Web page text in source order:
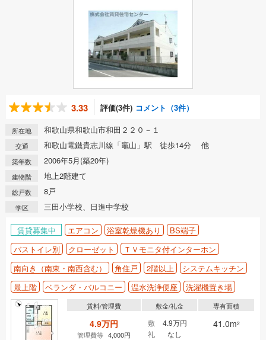
3.33 評価(3件) コメント（3件）
所在地 和歌山県和歌山市和田２２０－１
交通 和歌山電鐵貴志川線「竈山」駅 徒歩14分 他
築年数 2006年5月(築20年)
建物階 地上2階建て
総戸数 8戸
学区 三田小学校、日進中学校
賃貸募集中 エアコン 浴室乾燥機あり
BS端子
バストイレ別
クローゼット
ＴＶモニタ付インターホン
南向き（南東・南西含む）
角住戸 2階以上
システムキッチン
最上階
ベランダ・バルコニー 温水洗浄便座 洗濯機置き場
賃料/管理費
4.9万円
管理費等 4,000円
敷金/礼金
敷
4.9万円
礼
なし
専有面積
41.0m2